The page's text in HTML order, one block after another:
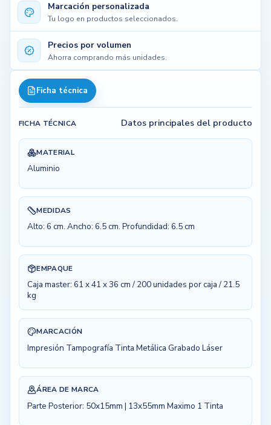
Marcación personalizada
Tu logo en productos seleccionados.
Precios por volumen
Ahorra comprando más unidades.
Ficha técnica
FICHA TÉCNICA Datos principales del producto
MATERIAL
Aluminio
MEDIDAS
Alto: 6 cm. Ancho: 6.5 cm. Profundidad: 6.5 cm
EMPAQUE
Caja master: 61 x 41 x 36 cm / 200 unidades por caja / 21.5
kg
MARCACIÓN
Impresión Tampografía Tinta Metálica Grabado Láser
ÁREA DE MARCA
Parte Posterior: 50x15mm | 13x55mm Maximo 1 Tinta